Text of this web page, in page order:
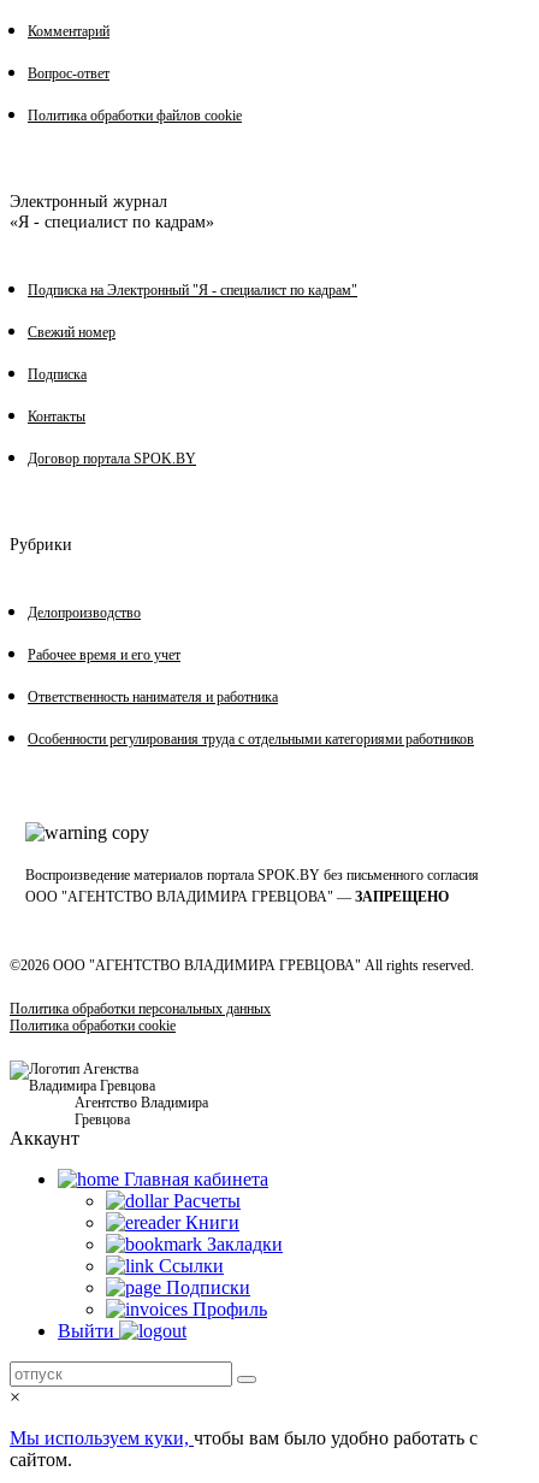
Комментарий
Вопрос-ответ
Политика обработки файлов cookie
Электронный журнал
«Я - специалист по кадрам»
Подписка на Электронный "Я - специалист по кадрам"
Свежий номер
Подписка
Контакты
Договор портала SPOK.BY
Рубрики
Делопроизводство
Рабочее время и его учет
Ответственность нанимателя и работника
Особенности регулирования труда с отдельными категориями работников
Воспроизведение материалов портала SPOK.BY без письменного согласия
OOO "АГЕНТСТВО ВЛАДИМИРА ГРЕВЦОВА" — ЗАПРЕЩЕНО
©2026 ООО "АГЕНТСТВО ВЛАДИМИРА ГРЕВЦОВА" All rights reserved.
Политика обработки персональных данных
Политика обработки cookie
Агентство Владимира
Гревцова
Аккаунт
Главная кабинетa
Расчеты
Книги
Закладки
Ссылки
Подписки
Профиль
Выйти
×
Мы используем куки, чтобы вам было удобно работать с
сайтом.